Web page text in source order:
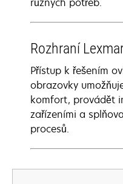
Rozhraní
Přístup k řešením
obrazovky
komfort, provádět
zařízeními a
procesů.